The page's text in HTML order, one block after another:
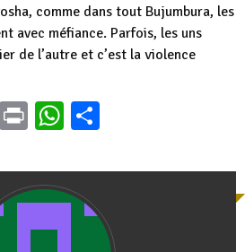
comme dans tout Bujumbura, les
avec méfiance. Parfois, les uns
de l’autre et c’est la violence
EmailPrintWhatsApp